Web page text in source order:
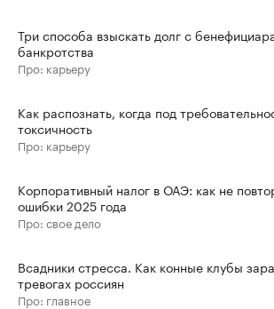
Три способа взыскать долг с
банкротства
Про: карьеру
Как распознать, когда под
токсичность
Про: карьеру
Корпоративный налог в ОАЭ: как не
ошибки 2025 года
Про: свое дело
Всадники стресса. Как конные клубы
тревогах россиян
Про: главное